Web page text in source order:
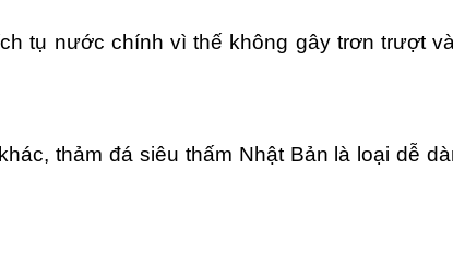
tụ nước chính vì thế không gây trơn trượt
thảm đá siêu thấm Nhật Bản là loại dễ